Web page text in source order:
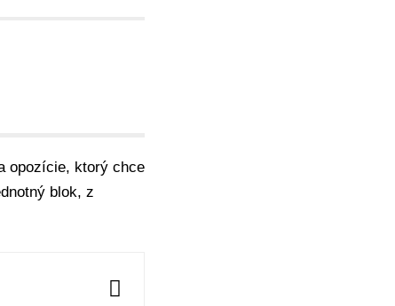
opozície, ktorý chce
blok, z